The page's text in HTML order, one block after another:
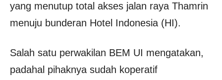
yang menutup total akses jalan raya Thamrin
menuju bunderan Hotel Indonesia (HI).
Salah satu perwakilan BEM UI mengatakan,
padahal pihaknya sudah koperatif